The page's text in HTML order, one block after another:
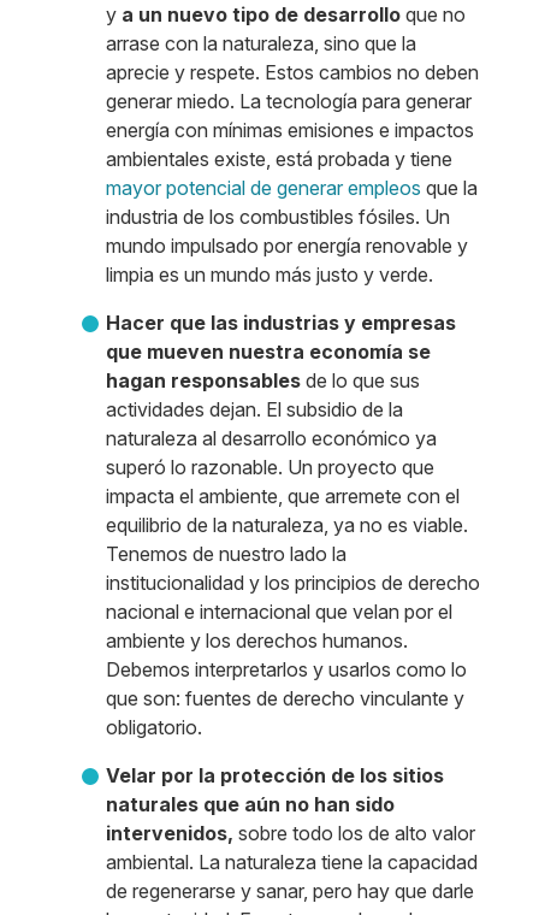
y a un nuevo tipo de desarrollo que no
arrase con la naturaleza, sino que la
aprecie y respete. Estos cambios no deben
generar miedo. La tecnología para generar
energía con mínimas emisiones e impactos
ambientales existe, está probada y tiene
mayor potencial de generar empleos que la
industria de los combustibles fósiles. Un
mundo impulsado por energía renovable y
limpia es un mundo más justo y verde.
Hacer que las industrias y empresas
que mueven nuestra economía se
hagan responsables de lo que sus
actividades dejan. El subsidio de la
naturaleza al desarrollo económico ya
superó lo razonable. Un proyecto que
impacta el ambiente, que arremete con el
equilibrio de la naturaleza, ya no es viable.
Tenemos de nuestro lado la
institucionalidad y los principios de derecho
nacional e internacional que velan por el
ambiente y los derechos humanos.
Debemos interpretarlos y usarlos como lo
que son: fuentes de derecho vinculante y
obligatorio.
Velar por la protección de los sitios
naturales que aún no han sido
intervenidos, sobre todo los de alto valor
ambiental. La naturaleza tiene la capacidad
de regenerarse y sanar, pero hay que darle